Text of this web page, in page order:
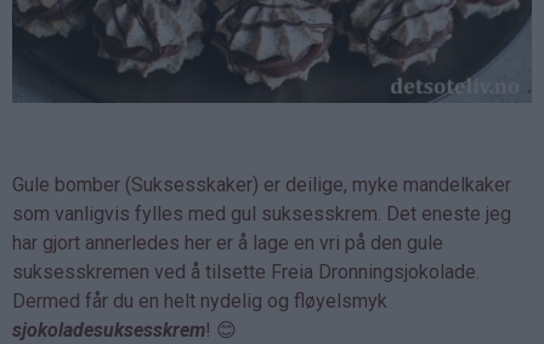
Gule bomber (Suksesskaker) er deilige, myke mandelkaker
som vanligvis fylles med gul suksesskrem. Det eneste jeg
har gjort annerledes her er å lage en vri på den gule
suksesskremen ved å tilsette Freia Dronningsjokolade.
Dermed får du en helt nydelig og fløyelsmyk
sjokoladesuksesskrem! 😊